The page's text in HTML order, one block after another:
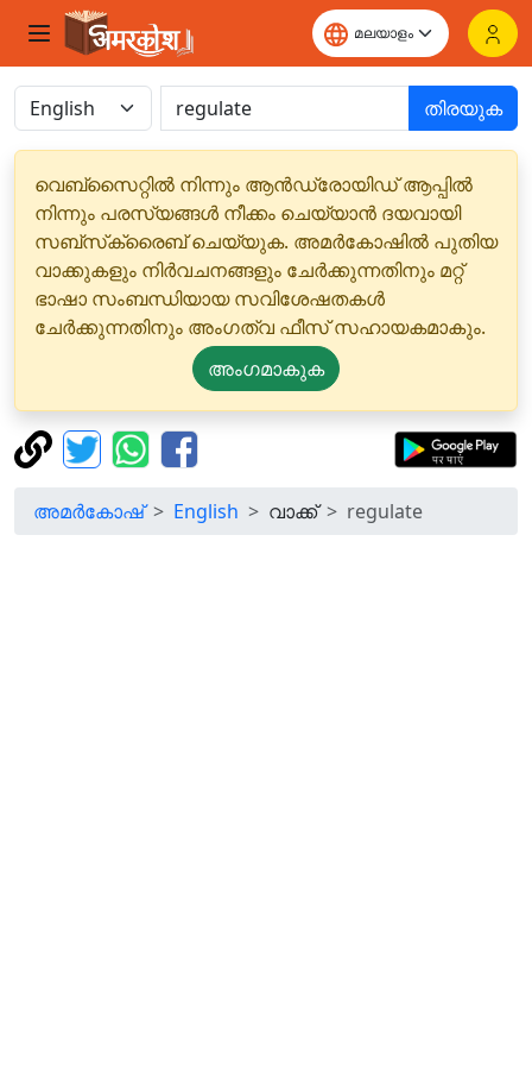
തിരയുക
വെബ്‌സൈറ്റിൽ നിന്നും ആൻഡ്രോയിഡ് ആപ്പിൽ
നിന്നും പരസ്യങ്ങൾ നീക്കം ചെയ്യാൻ ദയവായി
സബ്‌സ്‌ക്രൈബ് ചെയ്യുക. അമർകോഷിൽ പുതിയ
വാക്കുകളും നിർവചനങ്ങളും ചേർക്കുന്നതിനും മറ്റ്
ഭാഷാ സംബന്ധിയായ സവിശേഷതകൾ
ചേർക്കുന്നതിനും അംഗത്വ ഫീസ് സഹായകമാകും.
അംഗമാകുക
അമർകോഷ് English വാക്ക് regulate